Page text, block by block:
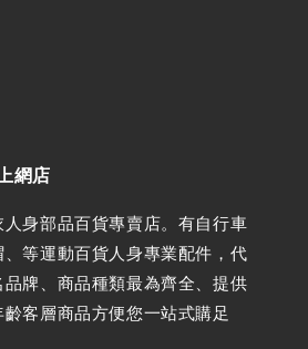
網店
身部品百貨專賣店。有自行車
等運動百貨人身專業配件，代
牌、商品種類最為齊全、提供
客層商品方便您一站式購足